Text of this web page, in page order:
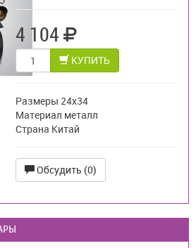
4 104
КУПИТЬ
Размеры 24x34
Материал металл
Страна Китай
Обсудить (0)